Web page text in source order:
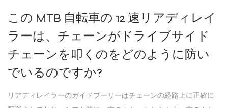
この MTB 自転車の 12 速リアディレイ
ラーは、チェーンがドライブサイド
チェーンを叩くのをどのように防い
でいるのですか?
リアディレイラーのガイドプーリーはチェーンの経路上に正確に